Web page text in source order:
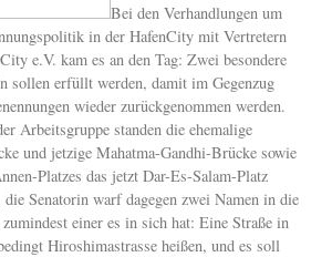
Bei den Verhandlungen um
in der HafenCity mit Vertretern
e.V. kam es an den Tag: Zwei besondere
sollen erfüllt werden, damit im Gegenzug
wieder zurückgenommen werden.
Arbeitsgruppe standen die ehemalige
und jetzige Mahatma-Gandhi-Brücke sowie
Platzes das jetzt Dar-Es-Salam-Platz
Senatorin warf dagegen zwei Namen in die
zumindest einer es in sich hat: Eine Straße in
Hiroshimastrasse heißen, und es soll